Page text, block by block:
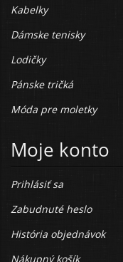
Kabelky
Dámske tenisky
Lodičky
Pánske tričká
Móda pre moletky
Moje konto
Prihlásiť sa
Zabudnuté heslo
História objednávok
Nákupný košík